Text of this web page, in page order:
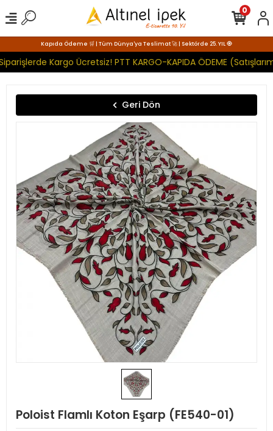
Kapıda Ödeme 🛒 | Tüm Dünya'ya Teslimat 🚀 | Sektörde 25. YIL 🧿
Kargo Ücretsiz! PTT KARGO-KAPIDA ÖDEME
0
Geri Dön
Poloist Flamlı Koton Eşarp (FE540-01)